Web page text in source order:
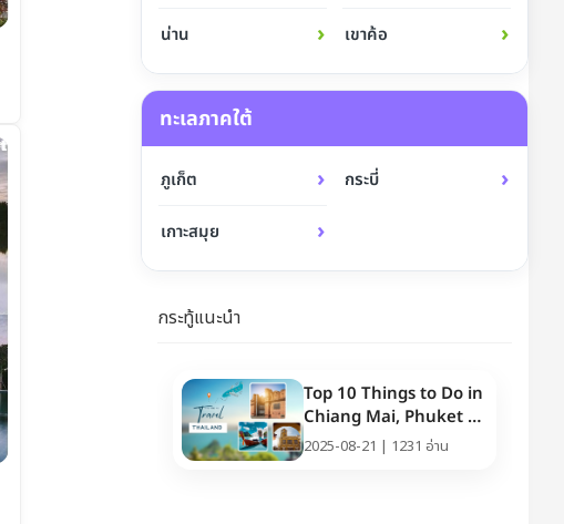
น่าน › เขาค้อ ›
ทะเลภาคใต้
ภูเก็ต › กระบี่ ›
เกาะสมุย ›
กระทู้แนะนำ
Top 10 Things to Do in
Chiang Mai, Phuket &
Pattaya (Thailand
2025-08-21 | 1231 อ่าน